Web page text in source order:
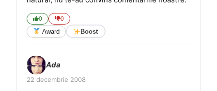
0 0
Award Boost
Ada
22 decembrie 2008